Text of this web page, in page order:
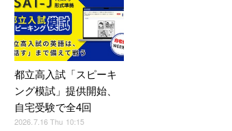
都立高入試「スピーキ
ング模試」提供開始、
自宅受験で全4回
2026.7.16 Thu 10:15